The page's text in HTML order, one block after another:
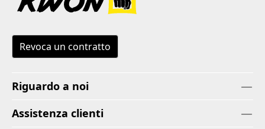
Revoca un contratto
Riguardo a noi
Assistenza clienti